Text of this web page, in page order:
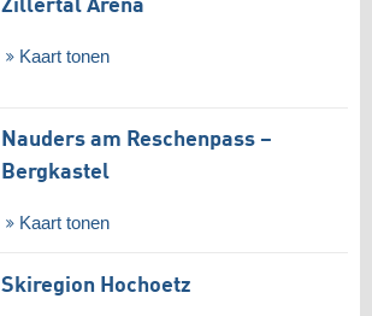
Zillertal Arena
Kaart tonen
Nauders am Reschenpass –
Bergkastel
Kaart tonen
Skiregion Hochoetz